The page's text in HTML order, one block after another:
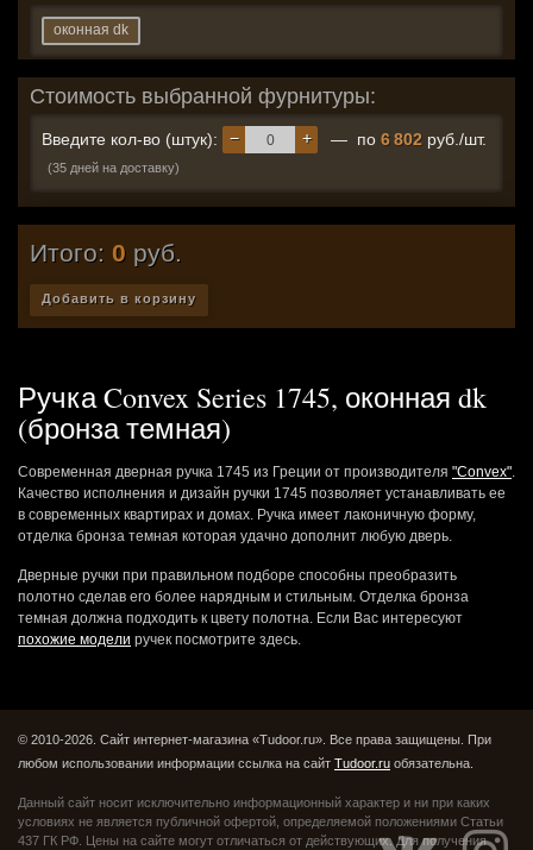
оконная dk
Стоимость выбранной фурнитуры:
Введите кол-во (штук): +
− — по 6 802 руб./шт.
(35 дней на доставку)
Итого: 0 руб.
Добавить в корзину
Ручка Convex Series 1745, оконная dk
(бронза темная)
Современная дверная ручка 1745 из Греции от производителя "Convex".
Качество исполнения и дизайн ручки 1745 позволяет устанавливать ее
в современных квартирах и домах. Ручка имеет лаконичную форму,
отделка бронза темная которая удачно дополнит любую дверь.
Дверные ручки при правильном подборе способны преобразить
полотно сделав его более нарядным и стильным. Отделка бронза
темная должна подходить к цвету полотна. Если Вас интересуют
похожие модели ручек посмотрите здесь.
© 2010-2026. Сайт интернет-магазина «Tudoor.ru». Все права защищены. При
любом использовании информации ссылка на сайт Tudoor.ru обязательна.
Данный сайт носит исключительно информационный характер и ни при каких
условиях не является публичной офертой, определяемой положениями Статьи
437 ГК РФ. Цены на сайте могут отличаться от действующих. Для получения